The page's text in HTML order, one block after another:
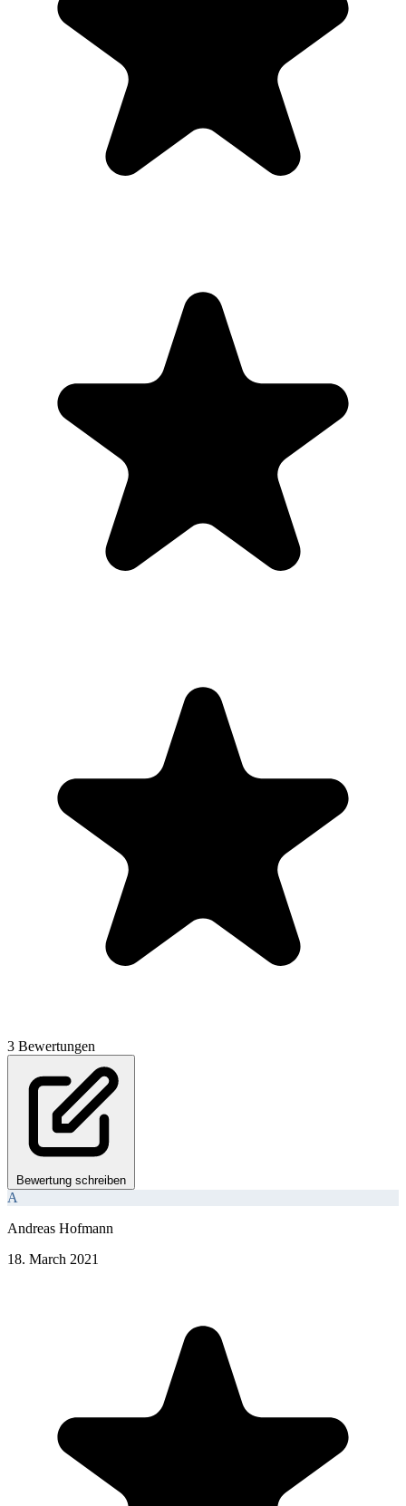
3 Bewertungen
Bewertung schreiben
A
Andreas Hofmann
18. March 2021